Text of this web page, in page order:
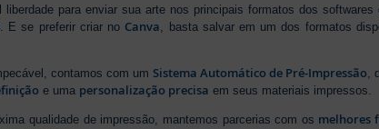
para enviar sua arte nos principais formatos dos
. E se preferir criar no Canva, basta salvar em um dos formatos
contamos com um Sistema Automático de Pré-Impressão,
e uma personalização precisa em seus materiais impressos.
qualidade de impressão, mantemos parcerias com os melhores